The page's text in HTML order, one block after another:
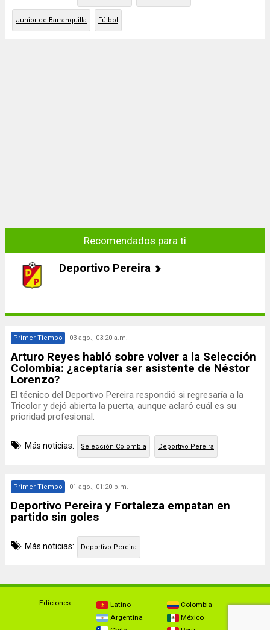
Junior de Barranquilla Fútbol
Recomendados para ti
Deportivo Pereira
Primer Tiempo 03 ago., 03:20 a.m.
Arturo Reyes habló sobre volver a la Selección
Colombia: ¿aceptaría ser asistente de Néstor
Lorenzo?
El técnico del Deportivo Pereira respondió si regresaría a la
Tricolor y dejó abierta la puerta, aunque aclaró cuál es su
prioridad profesional.
Más noticias: Selección Colombia Deportivo Pereira
Primer Tiempo 01 ago., 01:20 p.m.
Deportivo Pereira y Fortaleza empatan en
partido sin goles
Más noticias: Deportivo Pereira
Ediciones:
Latino
Argentina
Colombia
México